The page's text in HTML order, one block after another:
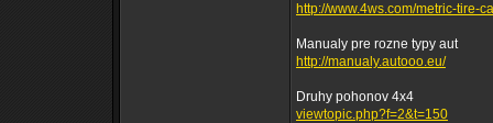
http://www.4ws.com/metric-tire-
Manualy pre rozne typy aut
http://manualy.autooo.eu/
Druhy pohonov 4x4
viewtopic.php?f=2&t=150